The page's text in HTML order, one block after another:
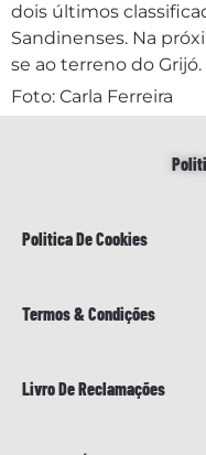
dois últimos
Sandinenses. Na
se ao terreno do Grijó.
Foto: Carla Ferreira
Politica De Cookies
Termos & Condições
Livro De Reclamações